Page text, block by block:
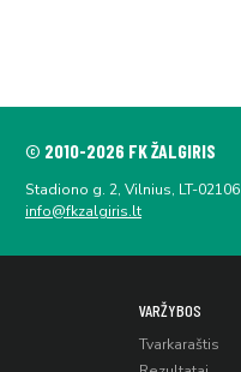
© 2010-2026 FK ŽALGIRIS
Stadiono g. 2, Vilnius, LT-02106
info@fkzalgiris.lt
VARŽYBOS
Tvarkaraštis